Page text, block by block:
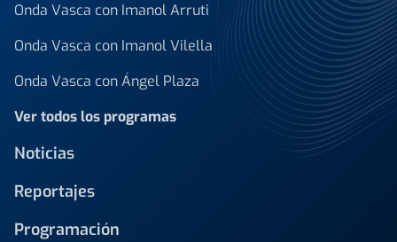
Onda Vasca con Imanol Arruti
Onda Vasca con Imanol Vilella
Onda Vasca con Ángel Plaza
Ver todos los programas
Noticias
Reportajes
Programación